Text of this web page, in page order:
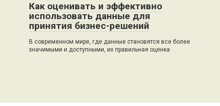
Как оценивать и эффективно
использовать данные для
принятия бизнес-решений
В современном мире, где данные становятся все более
значимыми и доступными, их правильная оценка